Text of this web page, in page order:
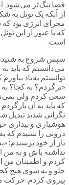
فضا تنگ تر می شود.
از آنکه یک تونل به
مجرای انرژی بود
که با عبور از این
است.
سپس شروع به
می دانستم که باید
توانستم به یاد
«برگردم؟ به کجا؟
سعی کردم ولی نمی
که باید به آن
نگرانی شدید تبدیل
هوشیاری و بیداری
درونی را شنیدم که
باز از خود پرسیدم:
نداشته باش و به من
کردم و اطمینان
جلو و به سوی هیچ
پیروی کردم. حرکت